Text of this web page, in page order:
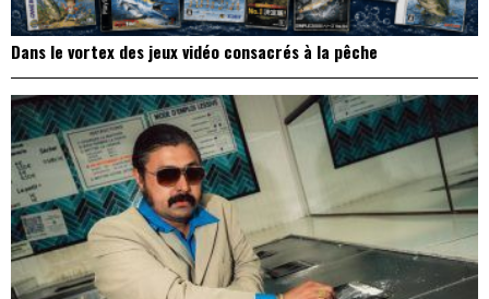
Dans le vortex des jeux vidéo consacrés à la pêche